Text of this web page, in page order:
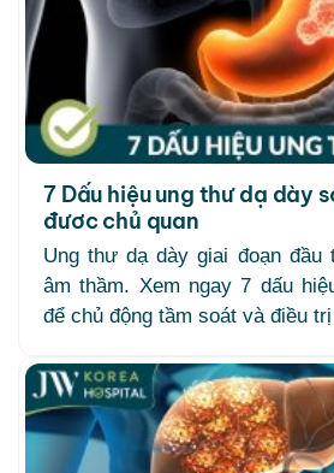
7 Dấu hiệu ung thư dạ dày
đươc chủ quan
Ung thư dạ dày giai đoạn đầu
âm thầm. Xem ngay 7 dấu
để chủ động tầm soát và điều